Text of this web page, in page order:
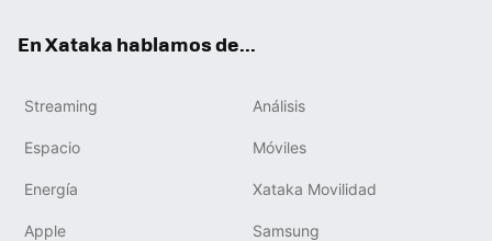
En Xataka hablamos de...
Streaming Análisis
Espacio Móviles
Energía Xataka Movilidad
Apple Samsung